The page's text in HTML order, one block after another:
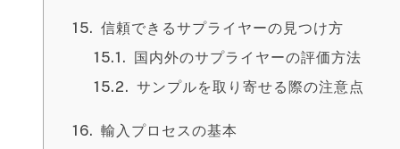
信頼できるサプライヤーの見つけ方
国内外のサプライヤーの評価方法
サンプルを取り寄せる際の注意点
輸入プロセスの基本